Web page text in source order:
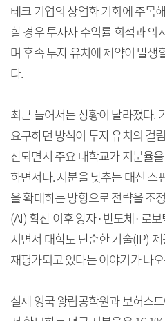
테크 기업의 상업화 기회에 주목
할 경우 투자자 수익률 희석과 의
며 후속 투자 유치에 제약이 발생
다.
최근 들어서는 상황이 달라졌다.
요구하던 방식이 투자 유치의 걸
산되면서 주요 대학교가 지분율
하면서다. 지분을 낮추는 대신 스
을 확대하는 방향으로 전략을 조
(AI) 확산 이후 양자·반도체·로
지면서 대학도 단순한 기술(IP)
재평가되고 있다는 이야기가 나
실제 영국 왕립공학원과 보허스